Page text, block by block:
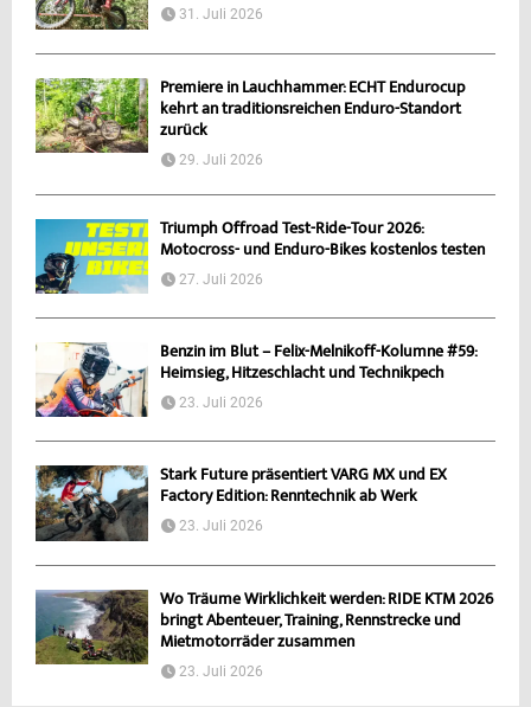
31. Juli 2026
Premiere in Lauchhammer: ECHT Endurocup
kehrt an traditionsreichen Enduro-Standort
zurück
29. Juli 2026
Triumph Offroad Test-Ride-Tour 2026:
Motocross- und Enduro-Bikes kostenlos testen
27. Juli 2026
Benzin im Blut – Felix-Melnikoff-Kolumne #59:
Heimsieg, Hitzeschlacht und Technikpech
23. Juli 2026
Stark Future präsentiert VARG MX und EX
Factory Edition: Renntechnik ab Werk
23. Juli 2026
Wo Träume Wirklichkeit werden: RIDE KTM 2026
bringt Abenteuer, Training, Rennstrecke und
Mietmotorräder zusammen
23. Juli 2026